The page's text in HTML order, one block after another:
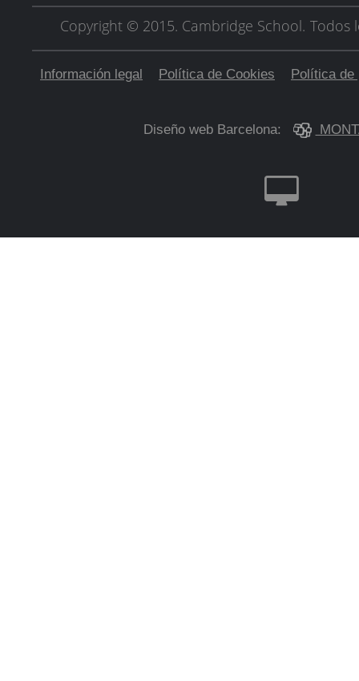
Copyright © 2015. Cambridge School. Todos
Información legal Política de Cookies Política de
Diseño web Barcelona: